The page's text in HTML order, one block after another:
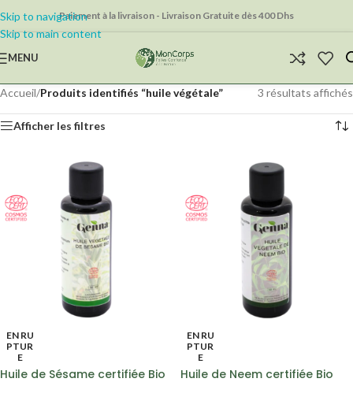
Skip to navigation
Skip to main content
Paiement à la livraison - Livraison Gratuite dès 400 Dhs
MENU
Accueil/Produits identifiés “huile végétale” 3 résultats affichés
Afficher les filtres
EN RU
PTUR
E
Huile de Sésame certifiée Bio
EN RU
PTUR
E
Huile de Neem certifiée Bio